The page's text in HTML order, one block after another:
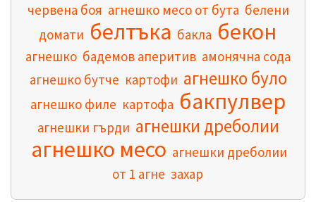
червена боя агнешко месо от бута белени
домати белтъка бакла бекон
агнешко бадемов аперитив амонячна сода
агнешко бутче картофи агнешко було
агнешко филе картофа бакпулвер
агнешки гърди агнешки дреболии
агнешко месо агнешки дреболии
от 1 агне захар